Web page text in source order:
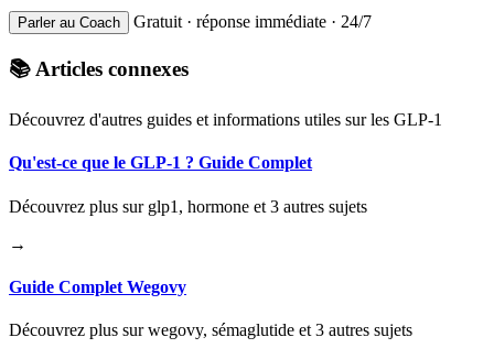
Parler au Coach Gratuit · réponse immédiate · 24/7
📚 Articles connexes
Découvrez d'autres guides et informations utiles sur les GLP-1
Qu'est-ce que le GLP-1 ? Guide Complet
Découvrez plus sur glp1, hormone et 3 autres sujets
→
Guide Complet Wegovy
Découvrez plus sur wegovy, sémaglutide et 3 autres sujets